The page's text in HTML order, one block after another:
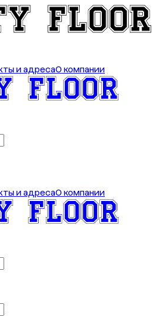
и адресаО компании
и адресаО компании